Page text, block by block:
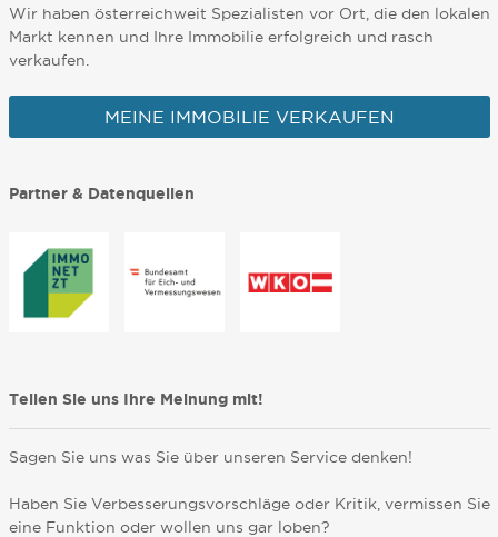
Wir haben österreichweit Spezialisten vor Ort, die den lokalen
Markt kennen und Ihre Immobilie erfolgreich und rasch
verkaufen.
MEINE IMMOBILIE VERKAUFEN
Partner & Datenquellen
Teilen Sie uns Ihre Meinung mit!
Sagen Sie uns was Sie über unseren Service denken!
Haben Sie Verbesserungsvorschläge oder Kritik, vermissen Sie
eine Funktion oder wollen uns gar loben?